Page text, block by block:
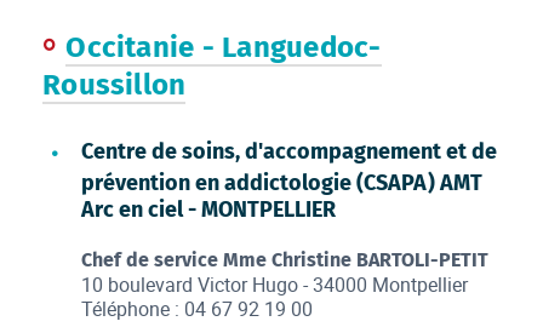
Occitanie - Languedoc-
Roussillon
Centre de soins, d'accompagnement et de
prévention en addictologie (CSAPA) AMT
Arc en ciel - MONTPELLIER
Chef de service Mme Christine BARTOLI-PETIT
10 boulevard Victor Hugo - 34000 Montpellier
Téléphone : 04 67 92 19 00